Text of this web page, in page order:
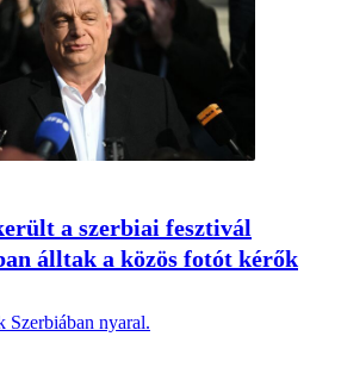
a szerbiai fesztivál
álltak a közös fotót kérők
Szerbiában nyaral.